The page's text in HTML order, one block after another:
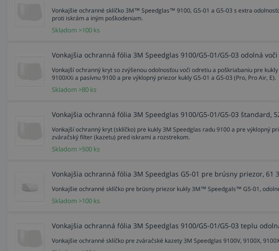
Viac informácií okukle G5-01 nájdete aj na našom blogu .
zdvíhací priezor s veľkým zorným polom,
odnímateľný diel so samostmievacou kazetou,
optimalizovaný a nastaviteľný prúd vzduchu,
filter G5-01 TW je vhodný na všetky typy zvárania
svetlo pre tmavé prostredie (voliteľný doplnok),
vylepšený užší dizajn pre užšie priestory
použitie vysoko kvalitnej robustnej tkaniny,
úplne nový náhlavný kríž a skelet kukly,
Parametre kukly G5-01 s kazetou G5-01TW
Uhlová závislosť (EN ISO 16321):
Pole viditeľnosti: 73 × 109 mm
Počet senzorov: 4
Stupeň tmavosti v svetlom stave: 3
Vonkajšie ochranné sklíčko 3M™ Speedglas™ 9100, G5-01 a G5-03 s extra
proti iskrám a iným poškodeniam.
Skladom >100 ks
Vonkajšia ochranná fólia 3M Speedglas 9100/G5-01/G5-03 odolná
Vonkajší ochranný kryt so zvýšenou odolnosťou voči odretiu a poškriabaniu pre
9100XXi a pasívnu 9100 a pre výklopný priezor kukly G5-01 a G5-03 (Pro, Pro Air, E).
Skladom >80 ks
Vonkajšia ochranná fólia 3M Speedglas 9100/G5-01/G5-03 štandard,
Vonkajší ochranný kryt (sklíčko) pre kukly 3M Speedglas radu 9100 a pre výklopný
zváračský filter (kazetu) pred iskrami a rozstrekom.
Skladom >500 ks
Vonkajšia ochranná fólia 3M Speedglas G5-01 pre brúsny priezor, 61
Vonkajšie ochranné sklíčko pre brúsny priezor kukly 3M™ Speedgals™ G5-01,
Skladom >100 ks
Vonkajšia ochranná fólia 3M Speedglas 9100/G5-01/G5-03 teplu
Vonkajšie ochranné sklíčko pre zváračské kazety 3M Speedglas 9100V, 9100X,